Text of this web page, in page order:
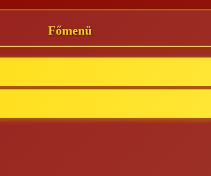
Főmenü